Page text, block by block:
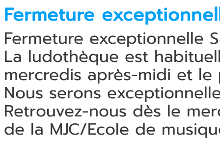
Fermeture
Fermeture exceptionnelle
La ludothèque est
mercredis après-midi et
Nous serons
Retrouvez-nous dès le
de la MJC/Ecole de